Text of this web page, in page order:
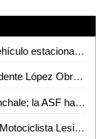
Un motociclista se estampó contra un vehículo estacionado en la colonia Santa Lucía
Actualización: este martes visitará Presidente López Obrador a la Zona Huasteca
Sigue la corrupción en la Valles-Tamazunchale; la ASF hace millonarias observaciones a la SICT
Accidente en Bulevar Lázaro Cárdenas: Motociclista Lesionado